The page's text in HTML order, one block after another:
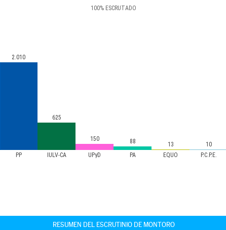
100% ESCRUTADO
PP IULV-CA UPyD PA EQUO P.C.P.E.
2.010
625
150 88 13 10
RESUMEN DEL ESCRUTINIO DE MONTORO